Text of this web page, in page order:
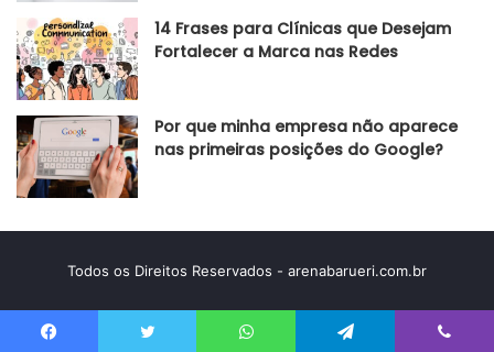
14 Frases para Clínicas que Desejam
Fortalecer a Marca nas Redes
Por que minha empresa não aparece
nas primeiras posições do Google?
Todos os Direitos Reservados - arenabarueri.com.br